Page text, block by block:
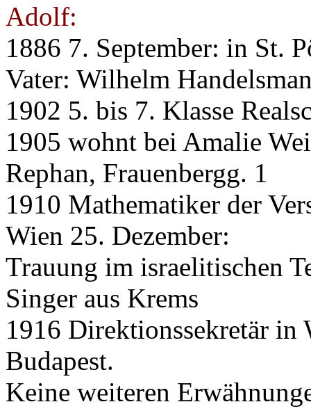
Adolf:
1886 7. September: in St.
Vater: Wilhelm
1902 5. bis 7. Klasse
1905 wohnt bei Amalie
Rephan, Frauenbergg. 1
1910 Mathematiker der
Wien 25. Dezember:
Trauung im israelitischen
Singer aus Krems
1916 Direktionssekretär in
Budapest.
Keine weiteren